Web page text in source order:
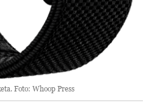
Foto: Whoop Press